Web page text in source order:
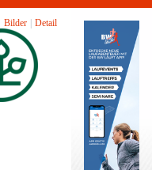
Bilder Detail